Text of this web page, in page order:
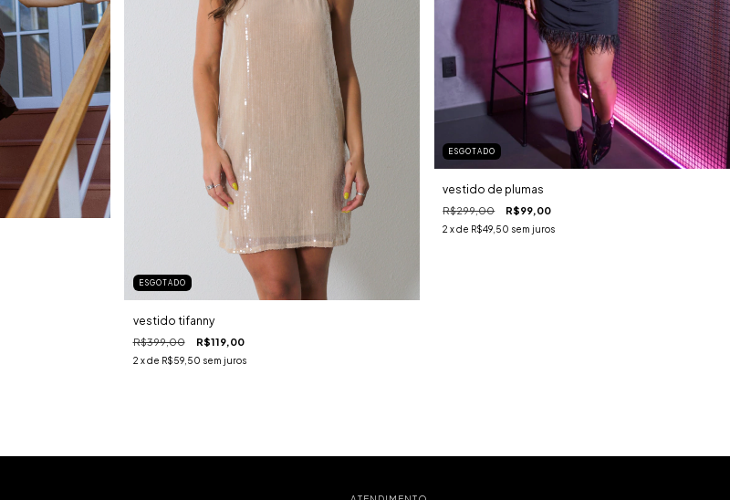
ESGOTADO
vestido tifanny
R$399,00 R$119,00
2 x de R$59,50 sem juros
ESGOTADO
vestido de plumas
R$299,00 R$99,00
2 x de R$49,50 sem juros